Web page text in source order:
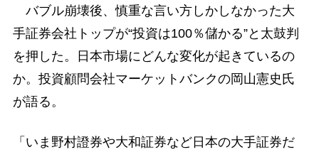
バブル崩壊後、慎重な言い方しかしなかった大
手証券会社トップが“投資は100％儲かる”と太鼓判
を押した。日本市場にどんな変化が起きているの
か。投資顧問会社マーケットバンクの岡山憲史氏
が語る。
「いま野村證券や大和証券など日本の大手証券だ